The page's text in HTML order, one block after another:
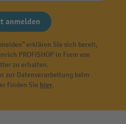
anmelden
erklären Sie sich bereit,
PROFISHOP in Form von
zu erhalten.
zur Datenverarbeitung beim
finden Sie hier.